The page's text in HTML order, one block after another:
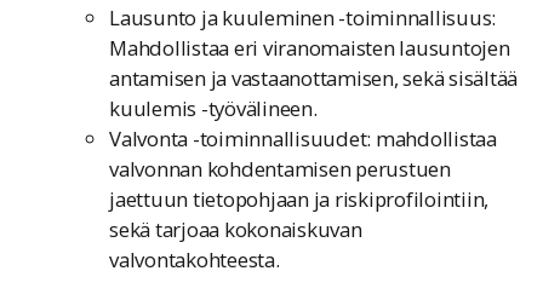
Lausunto ja kuuleminen -toiminnallisuus:
Mahdollistaa eri viranomaisten lausuntojen
antamisen ja vastaanottamisen, sekä sisältää
kuulemis -työvälineen.
Valvonta -toiminnallisuudet: mahdollistaa
valvonnan kohdentamisen perustuen
jaettuun tietopohjaan ja riskiprofilointiin,
sekä tarjoaa kokonaiskuvan
valvontakohteesta.